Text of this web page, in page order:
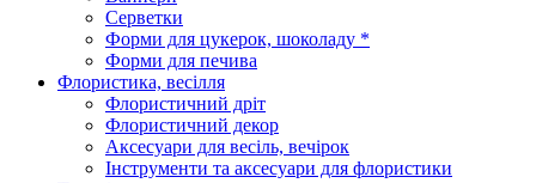
Серветки
Форми для цукерок, шоколаду *
Форми для печива
Флористика, весілля
Флористичний дріт
Флористичний декор
Аксесуари для весіль, вечірок
Інструменти та аксесуари для флористики